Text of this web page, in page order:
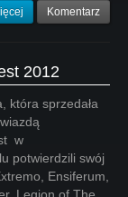
Komentarz
2012
która sprzedała
w
potwierdzili swój
Ensiferum,